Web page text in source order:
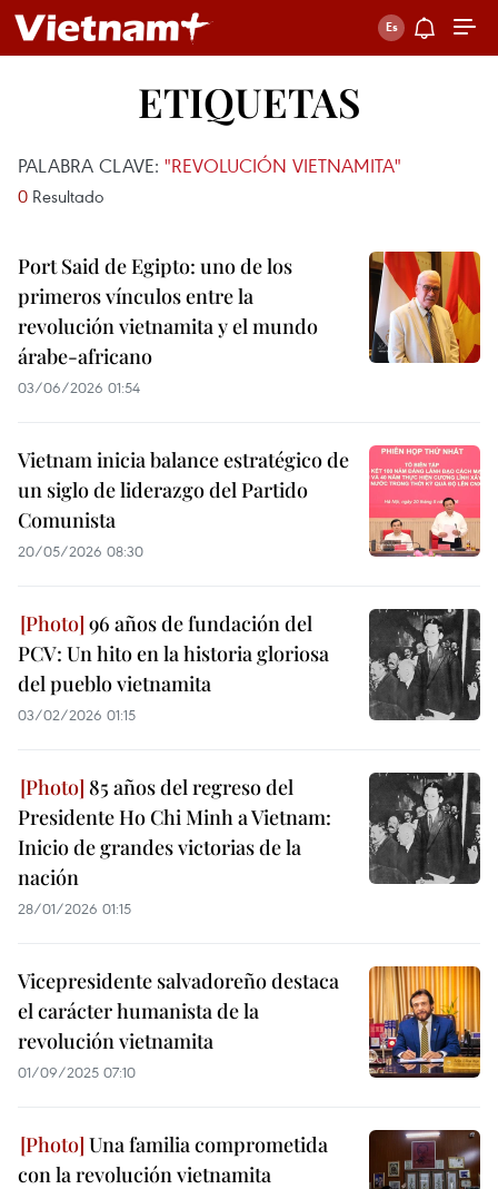
ETIQUETAS
PALABRA CLAVE: "REVOLUCIÓN VIETNAMITA"
0 Resultado
Port Said de Egipto: uno de los
primeros vínculos entre la
revolución vietnamita y el mundo
árabe-africano
03/06/2026 01:54
Vietnam inicia balance estratégico de
un siglo de liderazgo del Partido
Comunista
20/05/2026 08:30
96 años de fundación del
PCV: Un hito en la historia gloriosa
del pueblo vietnamita
03/02/2026 01:15
85 años del regreso del
Presidente Ho Chi Minh a Vietnam:
Inicio de grandes victorias de la
nación
28/01/2026 01:15
Vicepresidente salvadoreño destaca
el carácter humanista de la
revolución vietnamita
01/09/2025 07:10
Una familia comprometida
con la revolución vietnamita